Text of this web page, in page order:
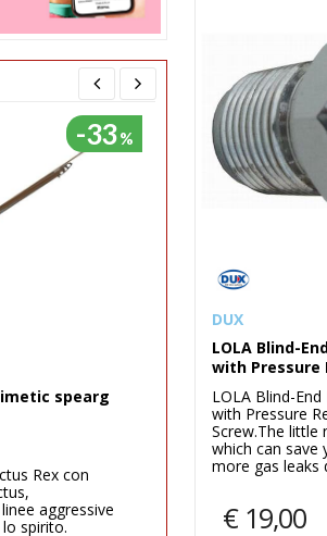
DUX
LOLA Blind-
with Pressure
LOLA Blind-
with Pressure
Screw.The little
which can save
more gas leaks
€ 19,00
-39
UNDERWATER DIGITAL CAMERA
ULTRAMAX La fotocamera
subacquea esclusiva per veri
esploratoriScopri ULTRAMAX, la
per i veri amanti...